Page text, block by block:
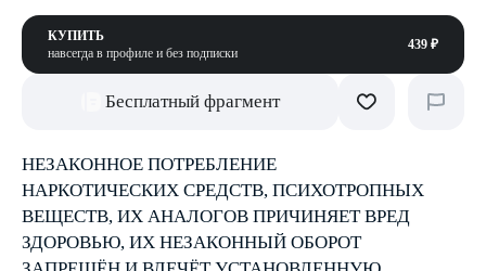
КУПИТЬ
навсегда в профиле и без подписки
439 ₽
Бесплатный фрагмент
НЕЗАКОННОЕ ПОТРЕБЛЕНИЕ
НАРКОТИЧЕСКИХ СРЕДСТВ, ПСИХОТРОПНЫХ
ВЕЩЕСТВ, ИХ АНАЛОГОВ ПРИЧИНЯЕТ ВРЕД
ЗДОРОВЬЮ, ИХ НЕЗАКОННЫЙ ОБОРОТ